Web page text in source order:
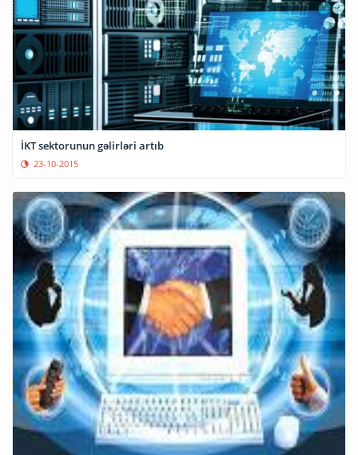
İKT sektorunun gəlirləri artıb
23-10-2015